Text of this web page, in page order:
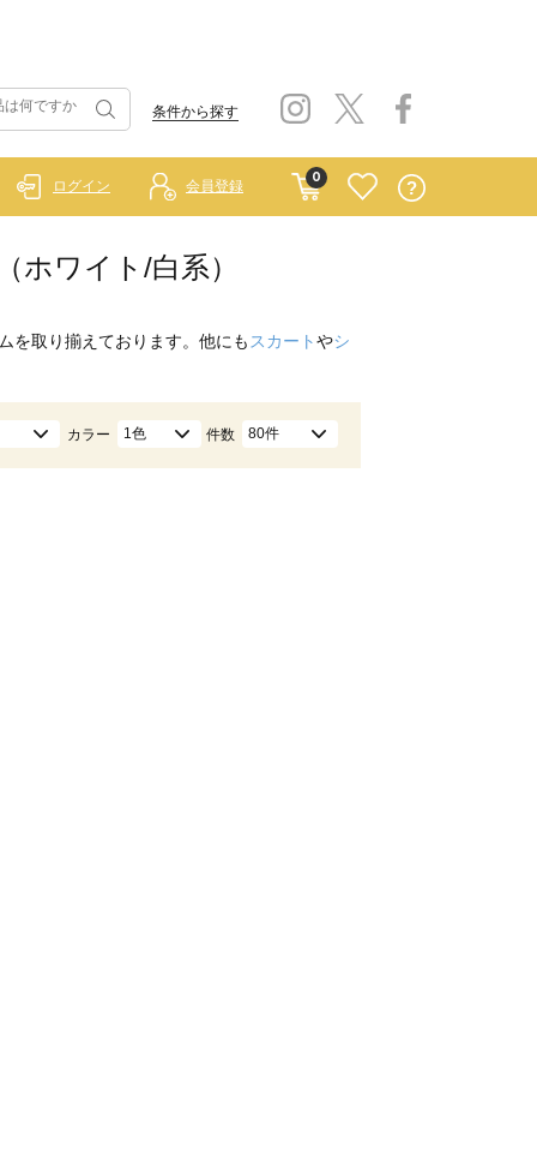
条件から探す
0
ログイン 会員登録
ホワイト/白系）
を取り揃えております。他にも スカートやシ
カラー 1色 件数 80件